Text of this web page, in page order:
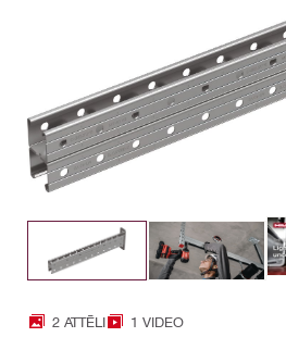
2 ATTĒLI 1 VIDEO